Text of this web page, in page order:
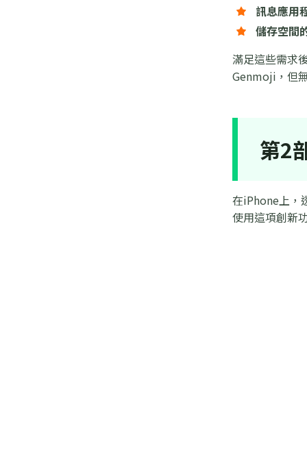
訊息應用
儲存空間
滿足這些需求
Genmoji，但
第2
在iPhone上，
使用這項創新